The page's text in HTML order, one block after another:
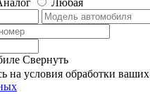
Свернуть
на условия обработки ваших